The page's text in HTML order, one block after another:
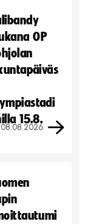
OP
15.8.
08.08.2026